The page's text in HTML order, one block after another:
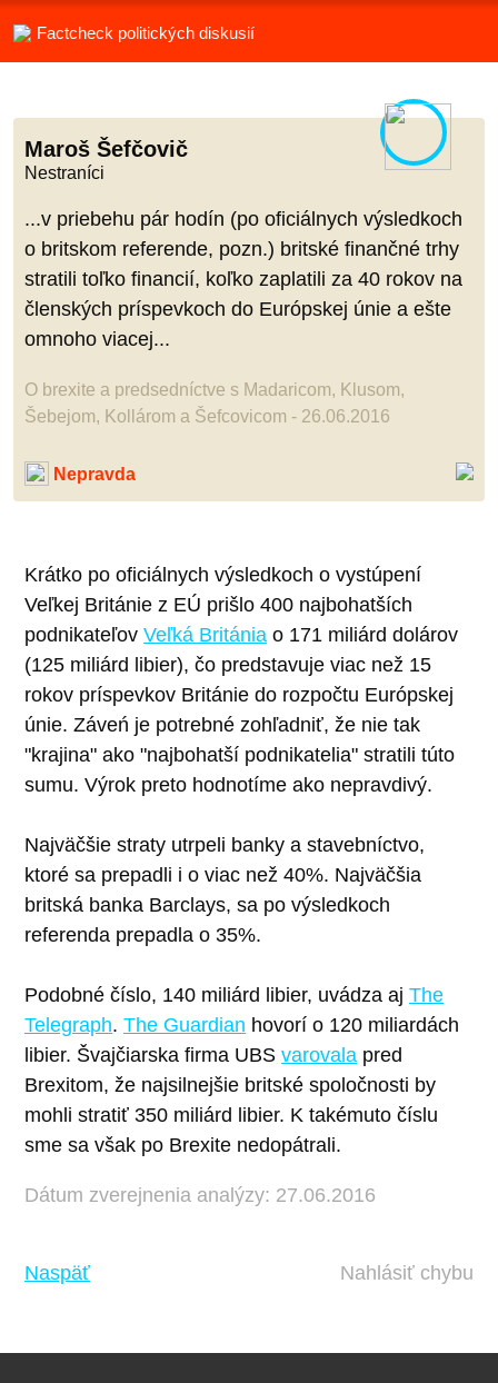
Factcheck politických diskusií
Maroš Šefčovič
Nestraníci
...v priebehu pár hodín (po oficiálnych výsledkoch
o britskom referende, pozn.) britské finančné trhy
stratili toľko financií, koľko zaplatili za 40 rokov na
členských príspevkoch do Európskej únie a ešte
omnoho viacej...
O brexite a predsedníctve s Madaricom, Klusom,
Šebejom, Kollárom a Šefcovicom - 26.06.2016
Nepravda
Krátko po oficiálnych výsledkoch o vystúpení
Veľkej Británie z EÚ prišlo 400 najbohatších
podnikateľov Veľká Británia o 171 miliárd dolárov
(125 miliárd libier), čo predstavuje viac než 15
rokov príspevkov Británie do rozpočtu Európskej
únie. Záveń je potrebné zohľadniť, že nie tak
"krajina" ako "najbohatší podnikatelia" stratili túto
sumu. Výrok preto hodnotíme ako nepravdivý.
Najväčšie straty utrpeli banky a stavebníctvo,
ktoré sa prepadli i o viac než 40%. Najväčšia
britská banka Barclays, sa po výsledkoch
referenda prepadla o 35%.
Podobné číslo, 140 miliárd libier, uvádza aj The
Telegraph. The Guardian hovorí o 120 miliardách
libier. Švajčiarska firma UBS varovala pred
Brexitom, že najsilnejšie britské spoločnosti by
mohli stratiť 350 miliárd libier. K takémuto číslu
sme sa však po Brexite nedopátrali.
Dátum zverejnenia analýzy: 27.06.2016
Naspäť Nahlásiť chybu